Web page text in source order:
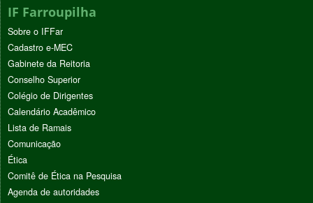
IF Farroupilha
Sobre o IFFar
Cadastro e-MEC
Gabinete da Reitoria
Conselho Superior
Colégio de Dirigentes
Calendário Acadêmico
Lista de Ramais
Comunicação
Ética
Comitê de Ética na Pesquisa
Agenda de autoridades